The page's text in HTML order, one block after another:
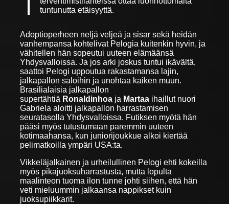
tuntunutta etäisyyttä.
Adoptioperheen neljä veljeä ja sisar sekä heidän
vanhempansa kohtelivat Pelogia kuitenkin hyvin, ja
vähitellen hän sopeutui uuteen elämäänsä
Yhdysvalloissa. Ja jos arki joskus tuntui ikävältä,
saattoi Pelogi uppoutua rakastamansa lajin,
jalkapallon saloihin ja unohtaa kaiken muun.
Brasilialaisia jalkapallon
supertähtiä Ronaldinhoaja Martaaihaillut nuori
Gabriela aloitti jalkapallon harrastamisen
seuratasolla Yhdysvalloissa. Futiksen myötä hän
pääsi myös tutustumaan paremmin uuteen
kotimaahansa, kun juniorijoukkue alkoi kiertää
pelimatkoilla ympäri USA:ta.
Vikkeläjalkainen ja urheilullinen Pelogi ehti kokeilla
myös pikajuoksuharrastusta, mutta lopulta
maalinteon tuoma ilon tunne johti siihen, että hän
veti mieluummin jalkaansa nappikset kuin
juoksupiikkarit.